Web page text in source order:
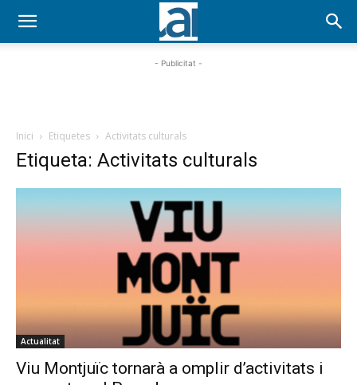
- Publicitat -
Inici Etiquetes Activitats culturals
Etiqueta: Activitats culturals
Actualitat
Viu Montjuïc tornarà a omplir d’activitats i